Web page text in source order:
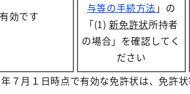
有効です
与等の手続方法 」の
「(1)新免許状所持者
の場合」を確認してく
ださい
７月１日時点で有効な免許状は、免許